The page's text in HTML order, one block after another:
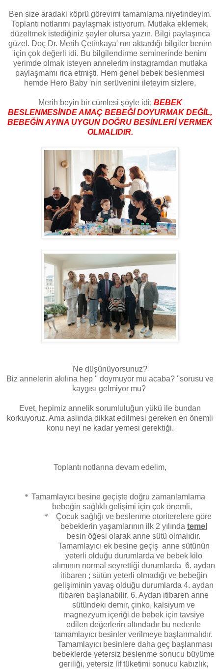
Ben size aradaki köprü görevimi tamamlama niyetindeyim.
Toplantı notlarımı paylaşmak istiyorum. Mutlaka eklemek,
düzeltmek istediğiniz şeyler olursa yazın. Bilgi paylaşınca
güzel. Doç Dr. Merih Çetinkaya' nın aktardığı bilgiler benim
için çok değerli idi. Bu bilgilendirme seminerinde benim
yerimde olmak isteyen annelerim instagramdan mutlaka
paylaşmamı rica etmişti. Hem genel bebek beslenmesi
hemde Hero Baby 'nin serüvenini ileteyim sizlere,
Merih beyin bir cümlesi şöyle idi; BEBEK
BESLENMESİNDE AMAÇ BEBEĞİ DOYURMAK DEĞİL,
BEBEĞİN AYINA UYGUN DOĞRU BESİNLERİ VERMEK
OLMALIDIR.
Ne düşünüyorsunuz?
Biz annelerin akılına hep '' doymuyor mu acaba? ''sorusu ve
kaygısı gelmiyor mu?
Evet, hepimiz annelik sorumluluğun yükü ile bundan
korkuyoruz. Ama aslında dikkat edilmesi gereken en önemli
konu neyi ne kadar yemesi gerektiği.
Toplantı notlarına devam edelim,
* Tamamlayıcı besine geçişte doğru zamanlamlama
bebeğin sağlıklı gelişimi için çok önemli,
*
Çocuk sağlığı ve beslenme otoriterelere göre
bebeklerin yaşamlarının ilk 2 yılında temel
besin öğesi olarak anne sütü olmalıdır.
Tamamlayıcı ek besine geçiş anne sütünün
yeterli olduğu durumlarda ve bebek kilo
alımının normal seyrettiği durumlarda 6. aydan
itibaren ; sütün yeterli olmadığı ve bebeğin
gelişiminin yavaş olduğu durumlarda 4. aydan
itibaren başlanabilir. 6. Aydan itibaren anne
sütündeki demir, çinko, kalsiyum ve
magnezyum içeriği de bebek için tavsiye
edilen değerlerin altındadır bu nedenle
tamamlayıcı besinler verilmeye başlanmalıdır.
Tamamlayıcı besinlere daha geç başlanması
bebeklerde yetersiz beslenme sonucu büyüme
geriliği, yetersiz lif tüketimi sonucu kabızlık,